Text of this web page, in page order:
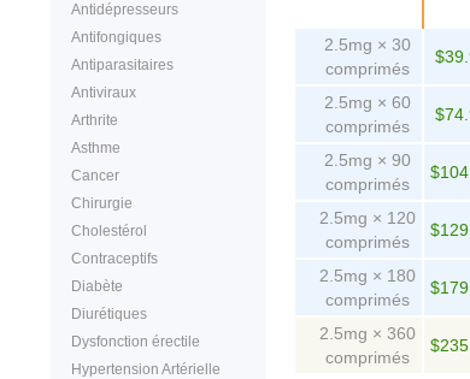
Antidépresseurs
Antifongiques
Antiparasitaires
Antiviraux
Arthrite
Asthme
Cancer
Chirurgie
Cholestérol
Contraceptifs
Diabète
Diurétiques
Dysfonction érectile
Hypertension Artérielle
2.5mg × 30
comprimés
2.5mg × 60
comprimés
2.5mg × 90
comprimés
2.5mg × 120
comprimés
2.5mg × 180
comprimés
2.5mg × 360
comprimés